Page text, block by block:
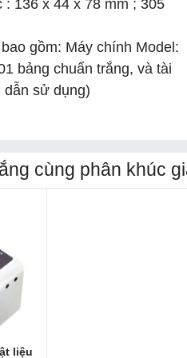
: 136 x 44 x 78 mm ; 305
gồm: Máy chính Model:
bảng chuẩn trắng, và tài
dẫn sử dụng)
cùng phân khúc
liệu